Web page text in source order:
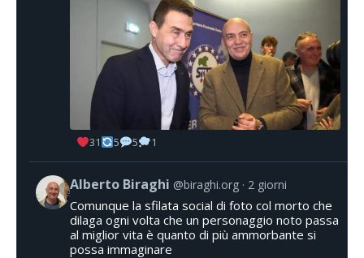
31 5 5 1
Alberto Biraghi @biraghi.org 2 giorni
Comunque la sfilata social di foto col morto che
dilaga ogni volta che un personaggio noto passa
al miglior vita è quanto di più ammorbante si
possa immaginare